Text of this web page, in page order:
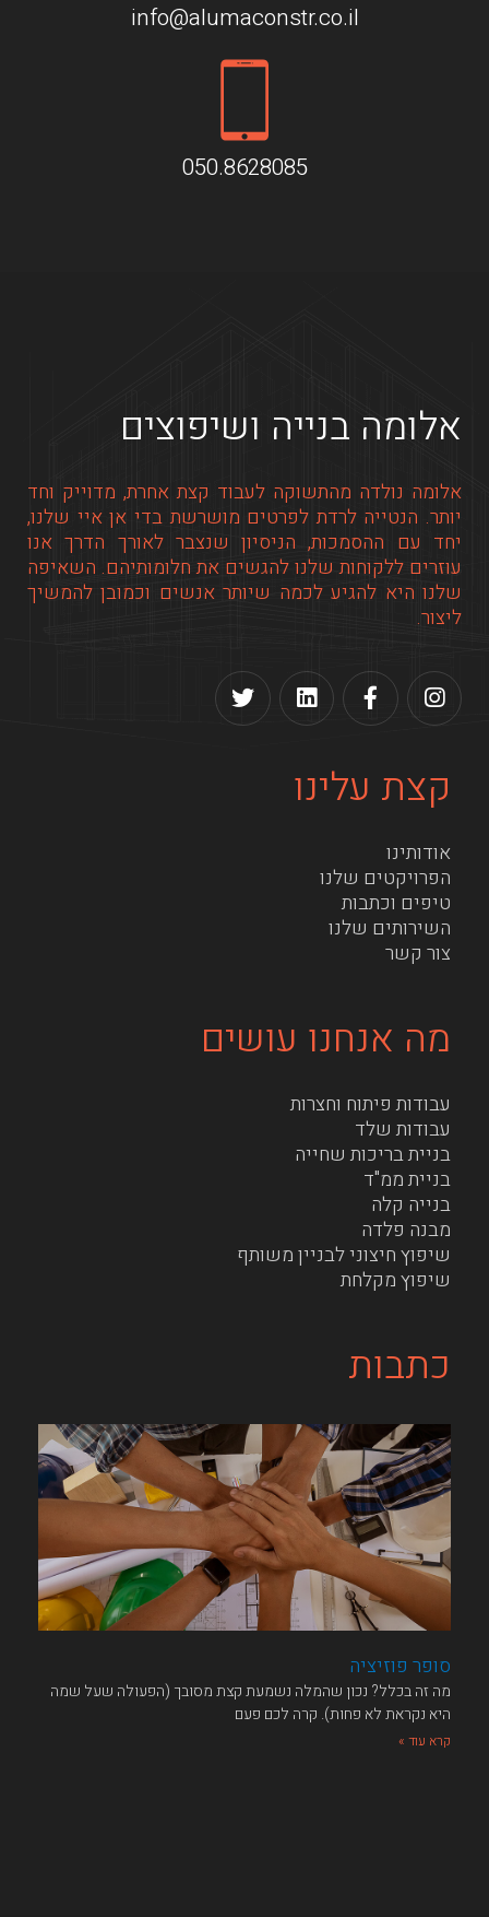
info@alumaconstr.co.il
050.8628085
אלומה בנייה ושיפוצים
אלומה נולדה מהתשוקה לעבוד קצת אחרת, מדוייק וחד
יותר. הנטייה לרדת לפרטים מושרשת בדי אן איי שלנו,
יחד עם ההסמכות, הניסיון שנצבר לאורך הדרך אנו
עוזרים ללקוחות שלנו להגשים את חלומותיהם. השאיפה
שלנו היא להגיע לכמה שיותר אנשים וכמובן להמשיך
ליצור.
קצת עלינו
אודותינו
הפרויקטים שלנו
טיפים וכתבות
השירותים שלנו
צור קשר
מה אנחנו עושים
עבודות פיתוח וחצרות
עבודות שלד
בניית בריכות שחייה
בניית ממ"ד
בנייה קלה
מבנה פלדה
שיפוץ חיצוני לבניין משותף
שיפוץ מקלחת
כתבות
סופר פוזיציה
מה זה בכלל?​ נכון שהמלה נשמעת קצת מסובך (הפעולה שעל שמה
היא נקראת לא פחות). קרה לכם פעם
קרא עוד »